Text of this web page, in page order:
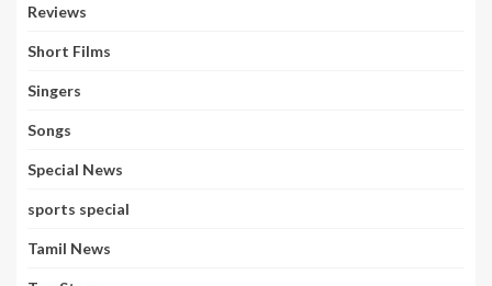
Reviews
Short Films
Singers
Songs
Special News
sports special
Tamil News